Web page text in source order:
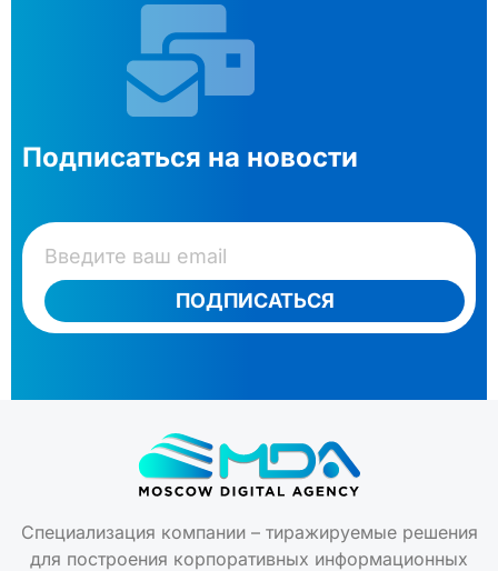
Подписаться на новости
ПОДПИСАТЬСЯ
Специализация компании – тиражируемые решения
для построения корпоративных информационных